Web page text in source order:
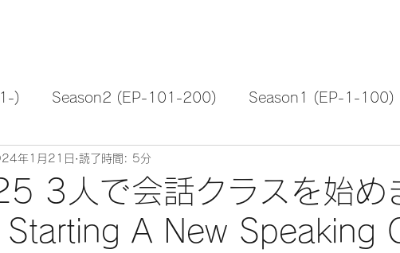
) Season2 (EP-101-200) Season1 (EP-1-100)
3人で会話クラスを始め
A New Speaking
年1月21日 読了時間: 5分